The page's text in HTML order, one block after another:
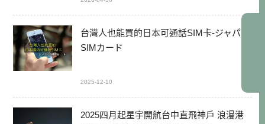
台灣人也能買的日本可通話SIM卡-ジャパン
SIMカード
2025-12-10
2025四月起星宇開航台中直飛神戶 浪漫港